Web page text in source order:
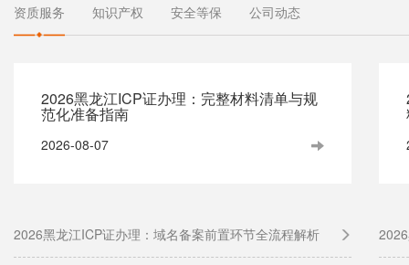
资质服务 知识产权 安全等保 公司动态
2026黑龙江ICP证办理：完整材料清单与规
范化准备指南
2026-08-07
2026黑龙江ICP证办理：域名备案前置环节全流程解析